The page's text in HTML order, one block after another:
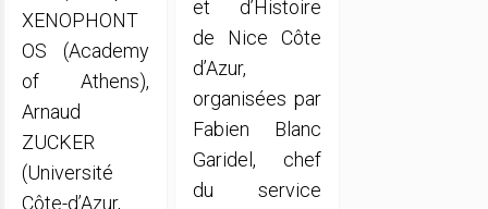
XENOPHONT
OS (Academy
of Athens),
Arnaud
ZUCKER
(Université
Côte-d’Azur,
et d’Histoire
de Nice Côte
d’Azur,
organisées par
Fabien Blanc
Garidel, chef
du service